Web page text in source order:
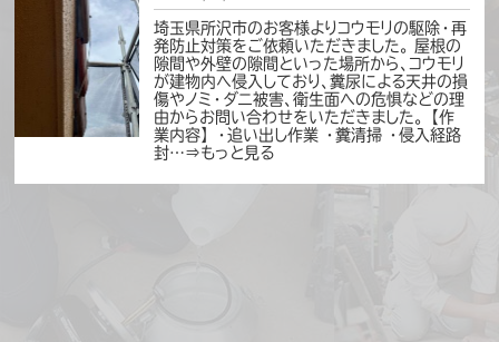
お知らせ
2025年ゴールデンウィークも休まず営
業いたします。2025/04/30
平素は多大なるご愛顧を頂きまして誠にあり
がとうございます。 当社ハウスプロテクトは、
2025年ゴールデンウイークも休まず営業して
埼玉県所沢市のお客様よりコウモリの駆除・再
発防止対策をご依頼いただきました。 屋根の
隙間や外壁の隙間といった場所から、コウモリ
が建物内へ侵入しており、糞尿による天井の損
傷やノミ・ダニ被害、衛生面への危惧などの理
由からお問い合わせをいただきました。 【作
業内容】 ・追い出し作業 ・糞清掃 ・侵入経路
封…⇒もっと見る